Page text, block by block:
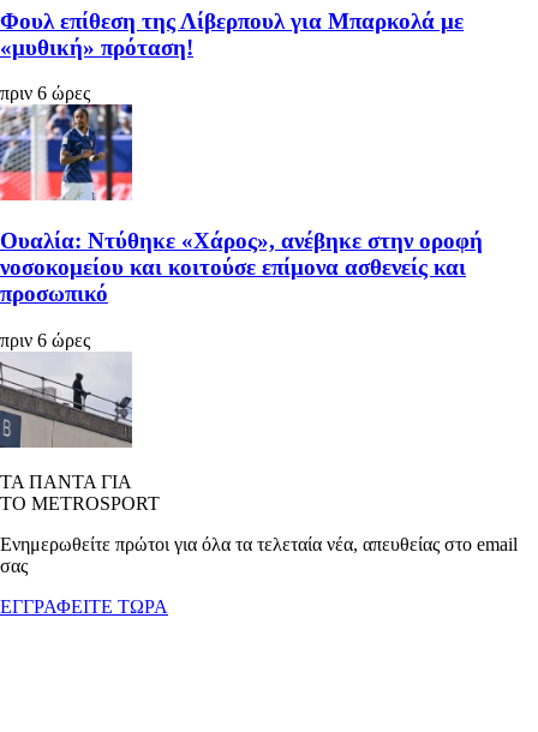
Φουλ επίθεση της Λίβερπουλ για Μπαρκολά με
«μυθική» πρόταση!
πριν 6 ώρες
Ουαλία: Ντύθηκε «Χάρος», ανέβηκε στην οροφή
νοσοκομείου και κοιτούσε επίμονα ασθενείς και
προσωπικό
πριν 6 ώρες
ΤΑ ΠΑΝΤΑ ΓΙΑ
ΤΟ METROSPORT
Ενημερωθείτε πρώτοι για όλα τα τελεταία νέα, απευθείας στο email
σας
ΕΓΓΡΑΦΕΙΤΕ ΤΩΡΑ